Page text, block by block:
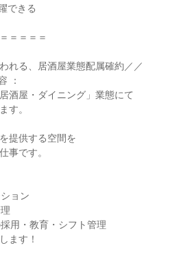
できる
＝＝＝＝
れる、居酒屋業態配属確約／／
：
酒屋・ダイニング」業態にて
す。
提供する空間を
事です。
ョン
用・教育・シフト管理
ます！